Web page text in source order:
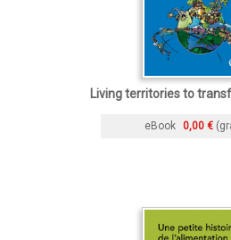
Living territories to
eBook 0,00 €